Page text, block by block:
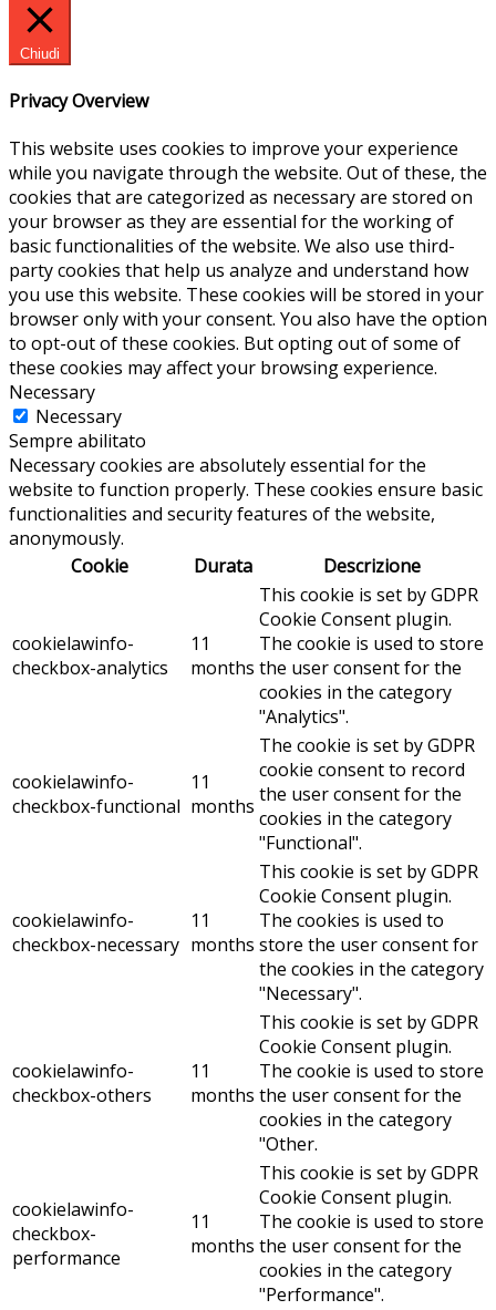
Chiudi
Privacy Overview
This website uses cookies to improve your experience
while you navigate through the website. Out of these, the
cookies that are categorized as necessary are stored on
your browser as they are essential for the working of
basic functionalities of the website. We also use third-
party cookies that help us analyze and understand how
you use this website. These cookies will be stored in your
browser only with your consent. You also have the option
to opt-out of these cookies. But opting out of some of
these cookies may affect your browsing experience.
Necessary
Necessary
Sempre abilitato
Necessary cookies are absolutely essential for the
website to function properly. These cookies ensure basic
functionalities and security features of the website,
anonymously.
Cookie
Durata Descrizione
cookielawinfo-
checkbox-analytics
11
months
This cookie is set by GDPR
Cookie Consent plugin.
The cookie is used to store
the user consent for the
cookies in the category
"Analytics".
cookielawinfo-
checkbox-functional
11
months
The cookie is set by GDPR
cookie consent to record
the user consent for the
cookies in the category
"Functional".
cookielawinfo-
checkbox-necessary
11
months
This cookie is set by GDPR
Cookie Consent plugin.
The cookies is used to
store the user consent for
the cookies in the category
"Necessary".
cookielawinfo-
checkbox-others
11
months
This cookie is set by GDPR
Cookie Consent plugin.
The cookie is used to store
the user consent for the
cookies in the category
"Other.
cookielawinfo-
checkbox-
performance
11
months
This cookie is set by GDPR
Cookie Consent plugin.
The cookie is used to store
the user consent for the
cookies in the category
"Performance".